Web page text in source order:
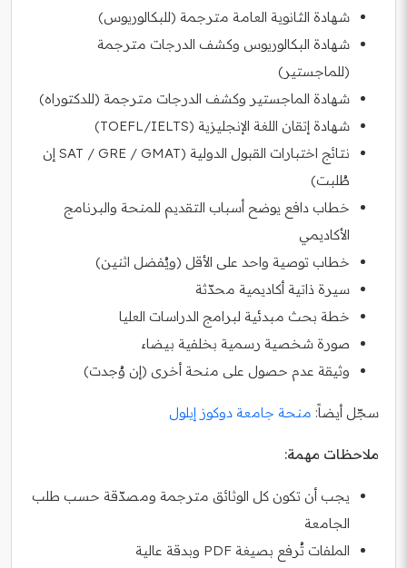
شهادة الثانوية العامة مترجمة (للبكالوريوس)
شهادة البكالوريوس وكشف الدرجات مترجمة
(للماجستير)
شهادة الماجستير وكشف الدرجات مترجمة (للدكتوراه)
شهادة إتقان اللغة الإنجليزية (TOEFL/IELTS)
نتائج اختبارات القبول الدولية (SAT / GRE / GMAT إن
طُلبت)
خطاب دافع يوضح أسباب التقديم للمنحة والبرنامج
الأكاديمي
خطاب توصية واحد على الأقل (ويُفضل اثنين)
سيرة ذاتية أكاديمية محدّثة
خطة بحث مبدئية لبرامج الدراسات العليا
صورة شخصية رسمية بخلفية بيضاء
وثيقة عدم حصول على منحة أخرى (إن وُجدت)
سجّل أيضاً: منحة جامعة دوكوز إيلول
ملاحظات مهمة:
يجب أن تكون كل الوثائق مترجمة ومصدّقة حسب طلب
الجامعة
الملفات تُرفع بصيغة PDF وبدقة عالية